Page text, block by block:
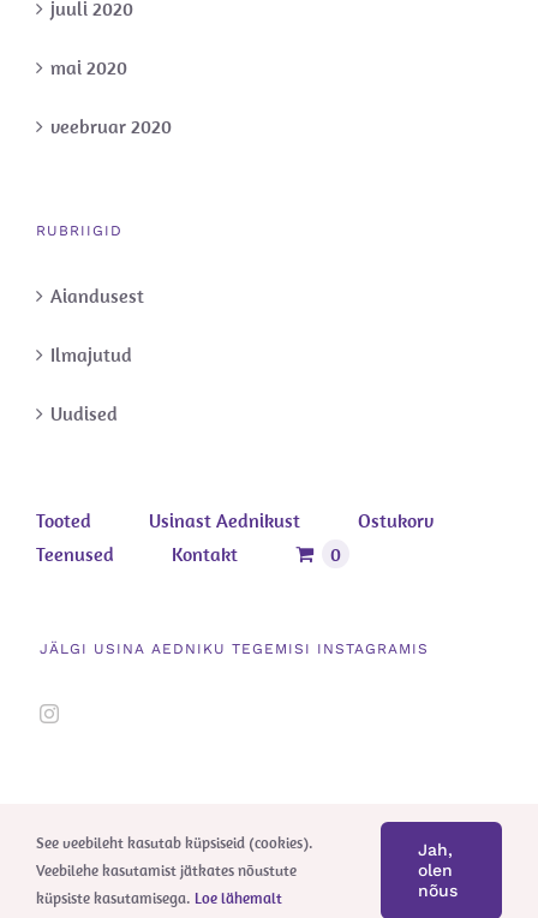
juuli 2020
mai 2020
veebruar 2020
RUBRIIGID
Aiandusest
Ilmajutud
Uudised
Tooted Usinast Aednikust
Ostukorv
Teenused
Kontakt 0
JÄLGI USINA AEDNIKU TEGEMISI INSTAGRAMIS
See veebileht kasutab küpsiseid (cookies).
Veebilehe kasutamist jätkates nõustute
küpsiste kasutamisega. Loe lähemalt
Jah,
olen
nõus